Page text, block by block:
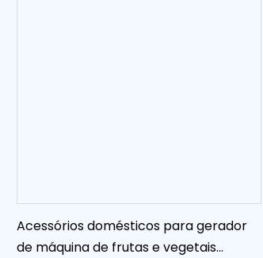
Acessórios domésticos para gerador
de máquina de frutas e vegetais